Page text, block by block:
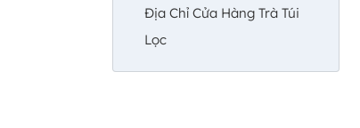
Địa Chỉ Cửa Hàng Trà Túi
Lọc